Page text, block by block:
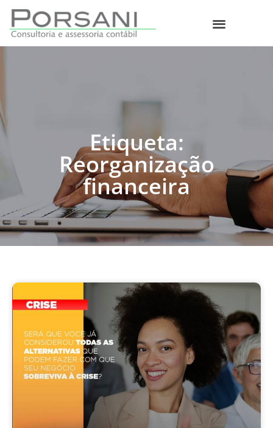
Etiqueta:
Reorganização
financeira